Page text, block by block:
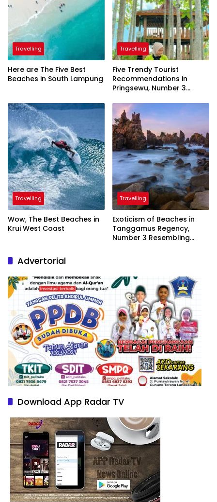
Travelling
Here are The Five Best
Beaches in South Lampung
Travelling
Five Trendy Tourist
Recommendations in
Pringsewu, Number 3
President
Travelling
Wow, The Best Beaches in
Krui West Coast
Travelling
Exoticism of Beaches in
Tanggamus Regency,
Number 3 Resembling
Advertorial
Download App Radar TV